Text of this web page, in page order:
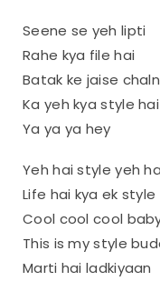
Seene se yeh lipti
Rahe kya file hai
Batak ke jaise
Ka yeh kya style hai
Ya ya ya hey
Yeh hai style yeh
Life hai kya ek style
Cool cool cool
This is my style
Marti hai ladkiyaan